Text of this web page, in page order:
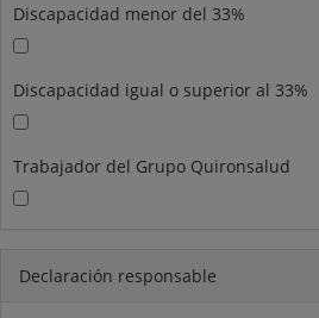
Discapacidad menor del 33%
Discapacidad igual o superior al 33%
Trabajador del Grupo Quironsalud
Declaración responsable